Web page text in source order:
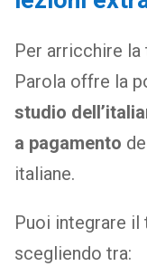
Per arricchire la
Parola offre la
studio
a pagamento
italiane.
Puoi integrare
scegliendo tra: